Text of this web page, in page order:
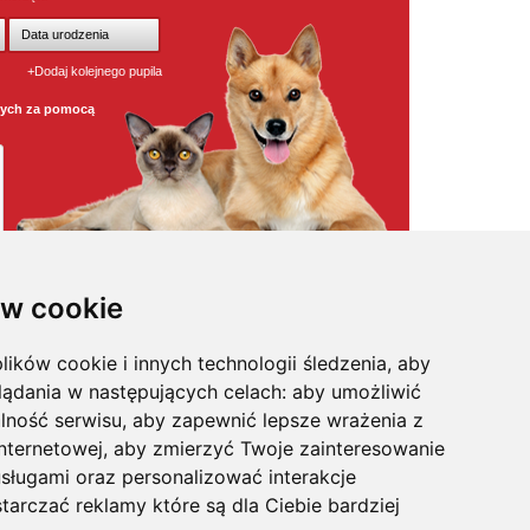
cookie
cookie i innych technologii śledzenia, aby
w następujących celach: aby umożliwić
serwisu, aby zapewnić lepsze wrażenia z
, aby zmierzyć Twoje zainteresowanie
oraz personalizować interakcje
reklamy które są dla Ciebie bardziej
+Dodaj kolejnego pupila
za pomocą
,pielęgnacja odstraszacze psów,witaminy / odżywki,na
legowiska dla psa maty samochodowe
karmy w super cenach ,posezonowa wyprzedaż,
, profilaktyka ,
Felix, Gourmet, Happy Dog, Hills, IAMS, Kitekat, Mera Dog,
Size , Sanabelle, Sheba, Versele-Laga